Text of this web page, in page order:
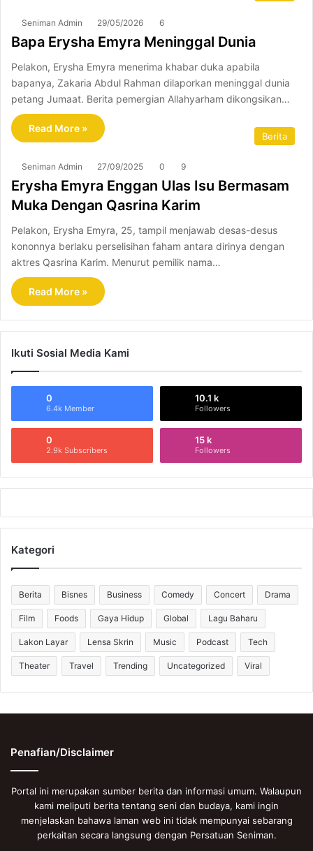
Seniman Admin 29/05/2026 6
Bapa Erysha Emyra Meninggal Dunia
Pelakon, Erysha Emyra menerima khabar duka apabila
bapanya, Zakaria Abdul Rahman dilaporkan meninggal dunia
petang Jumaat. Berita pemergian Allahyarham dikongsikan…
Read More »
Berita
Seniman Admin 27/09/2025 0 9
Erysha Emyra Enggan Ulas Isu Bermasam
Muka Dengan Qasrina Karim
Pelakon, Erysha Emyra, 25, tampil menjawab desas-desus
kononnya berlaku perselisihan faham antara dirinya dengan
aktres Qasrina Karim. Menurut pemilik nama…
Read More »
Ikuti Sosial Media Kami
0
6.4k Member
10.1 k
Followers
0
2.9k Subscribers
15 k
Followers
Kategori
Berita Bisnes Business Comedy Concert Drama
Film Foods Gaya Hidup Global Lagu Baharu
Lakon Layar Lensa Skrin Music Podcast Tech
Theater Travel Trending Uncategorized Viral
Penafian/Disclaimer
Portal ini merupakan sumber berita dan informasi umum. Walaupun
kami meliputi berita tentang seni dan budaya, kami ingin
menjelaskan bahawa laman web ini tidak mempunyai sebarang
perkaitan secara langsung dengan Persatuan Seniman.